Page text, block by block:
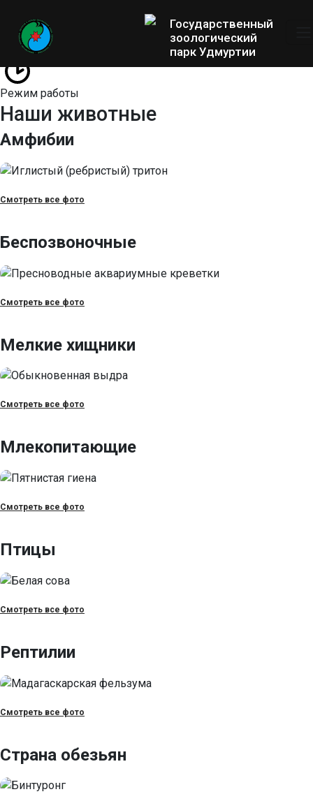
Государственный
зоологический
парк Удмуртии
Режим работы
Наши животные
Амфибии
Смотреть все фото
Беспозвоночные
Смотреть все фото
Мелкие хищники
Смотреть все фото
Млекопитающие
Смотреть все фото
Птицы
Смотреть все фото
Рептилии
Смотреть все фото
Страна обезьян